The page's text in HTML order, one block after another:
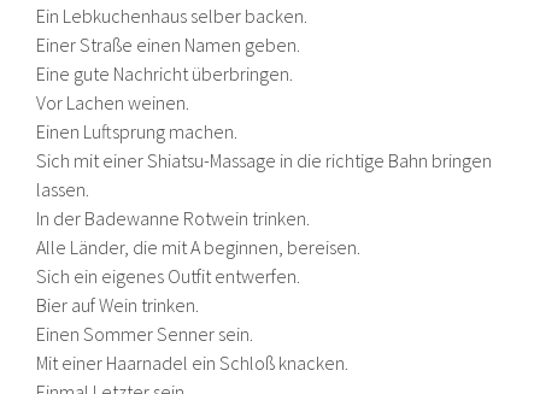
Ein Lebkuchenhaus selber backen.
Einer Straße einen Namen geben.
Eine gute Nachricht überbringen.
Vor Lachen weinen.
Einen Luftsprung machen.
Sich mit einer Shiatsu-Massage in die richtige Bahn bringen
lassen.
In der Badewanne Rotwein trinken.
Alle Länder, die mit A beginnen, bereisen.
Sich ein eigenes Outfit entwerfen.
Bier auf Wein trinken.
Einen Sommer Senner sein.
Mit einer Haarnadel ein Schloß knacken.